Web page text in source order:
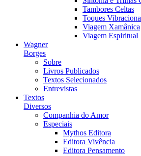
Tambores Celtas
Toques
Viagem Xamânica
Viagem Espiritual
Wagner
Borges
Sobre
Livros Publicados
Textos Selecionados
Entrevistas
Textos
Diversos
Companhia do Amor
Especiais
Mythos Editora
Editora Vivência
Editora Pensamento